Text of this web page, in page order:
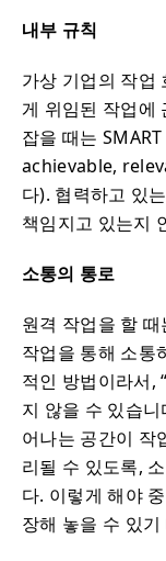
내부 규칙
가상 기업의 작업
게 위임된 작업에
잡을 때는
achievable,
다). 협력하고 있
책임지고 있는지
소통의 통로
원격 작업을 할
작업을 통해 소통
적인 방법이라서,
지 않을 수 있습
어나는 공간이 작
리될 수 있도록,
다. 이렇게 해야
장해 놓을 수 있